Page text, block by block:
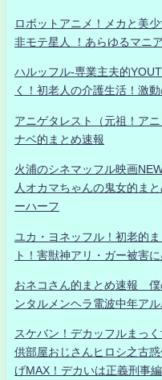
ロボットアニメ！メカと美
非モテ星人 ！あらゆるマニ
ハルッフル-専業主夫的
く！初老人の介護生活！激
アニゲタレスト（元祖！ア
ナベ的まとめ速報
火浦のシネマッフル映画
人オカマちゃんの鬼女的ま
ーハーフ
ユカ・ヨネッフル！初老的
ト！害獣神アリ・ガー被害
おネコさん的まとめ速報 僕
ンタルメンヘラ電波中年ア
スケバン！デカッフルまっ
供部屋おじさんヒロシ之古
げMAX！デカいは正義刑事編